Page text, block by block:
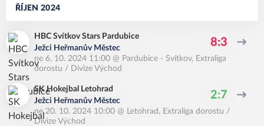
ŘÍJEN 2024
HBC Svítkov Stars Pardubice
Ježci Heřmanův Městec
8:3
ne 6. 10. 2024 11:00 @ Pardubice - Svítkov, Extraliga
dorostu / Divize Východ
SK Hokejbal Letohrad
Ježci Heřmanův Městec
2:7
ne 20. 10. 2024 10:00 @ Letohrad , Extraliga dorostu /
Divize Východ